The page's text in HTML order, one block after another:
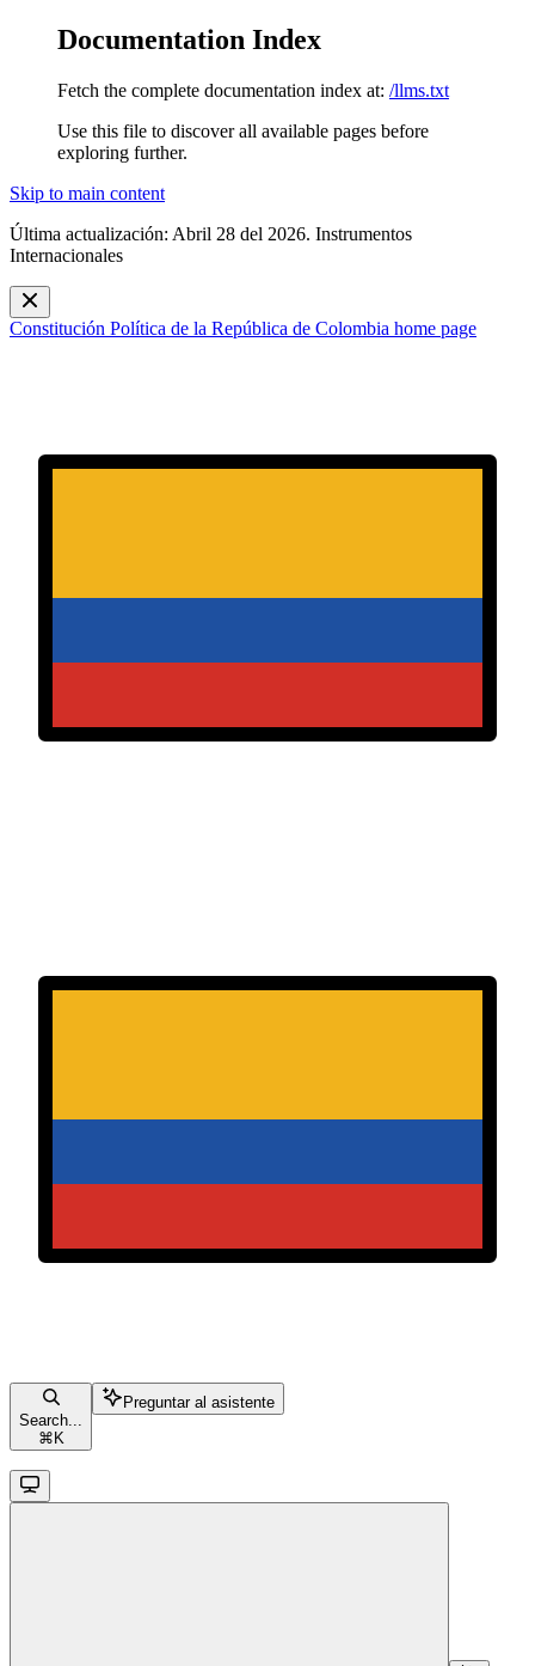
Documentation Index
Fetch the complete documentation index at: /llms.txt
Use this file to discover all available pages before
exploring further.
Skip to main content
Última actualización: Abril 28 del 2026. Instrumentos
Internacionales
Constitución Política de la República de Colombia home page
Search...
⌘ K
Preguntar al asistente